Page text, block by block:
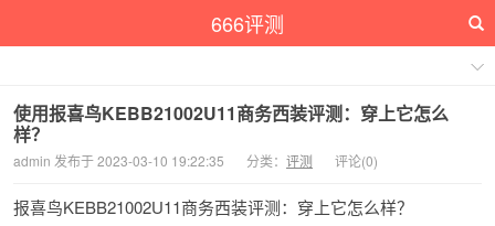
666评测
使用报喜鸟KEBB21002U11商务西装评测：穿上它怎么
样？
admin 发布于 2023-03-10 19:22:35 分类： 评测 评论(0)
报喜鸟KEBB21002U11商务西装评测：穿上它怎么样？